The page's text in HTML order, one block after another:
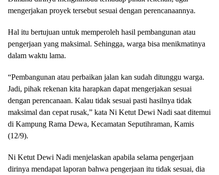
mengerjakan proyek tersebut sesuai dengan perencanaannya.
Hal itu bertujuan untuk memperoleh hasil pembangunan atau
pengerjaan yang maksimal. Sehingga, warga bisa menikmatinya
dalam waktu lama.
“Pembangunan atau perbaikan jalan kan sudah ditunggu warga.
Jadi, pihak rekenan kita harapkan dapat mengerjakan sesuai
dengan perencanaan. Kalau tidak sesuai pasti hasilnya tidak
maksimal dan cepat rusak,” kata Ni Ketut Dewi Nadi saat ditemui
di Kampung Rama Dewa, Kecamatan Seputihraman, Kamis
(12/9).
Ni Ketut Dewi Nadi menjelaskan apabila selama pengerjaan
dirinya mendapat laporan bahwa pengerjaan itu tidak sesuai, dia